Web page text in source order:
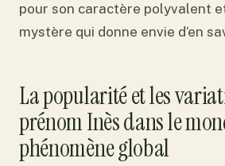
pour son caractère polyvalent
mystère qui donne envie d’en
La popularité et les
prénom Inès dans le
phénomène global